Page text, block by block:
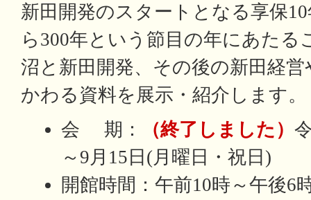
新田開発のスタートとなる享保
ら300年という節目の年にあたる
沼と新田開発、その後の新田経
かわる資料を展示・紹介します。
会 期：
（終了しました）
～9月15日(月曜日・祝日)
開館時間：午前10時～午後6